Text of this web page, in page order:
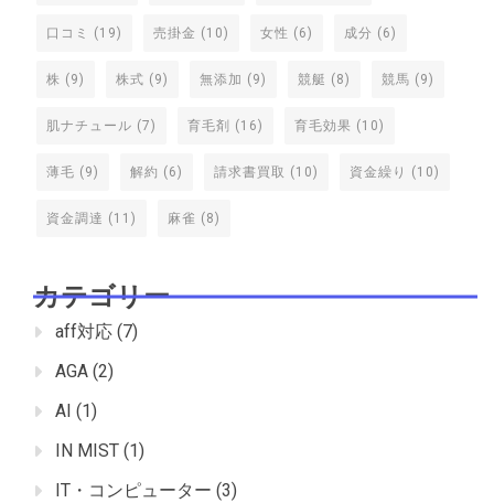
口コミ (19) 売掛金 (10) 女性 (6) 成分 (6)
株 (9) 株式 (9) 無添加 (9) 競艇 (8) 競馬 (9)
肌ナチュール (7) 育毛剤 (16) 育毛効果 (10)
薄毛 (9) 解約 (6) 請求書買取 (10) 資金繰り (10)
資金調達 (11) 麻雀 (8)
カテゴリー
aff対応 (7)
AGA (2)
AI (1)
IN MIST (1)
IT・コンピューター (3)